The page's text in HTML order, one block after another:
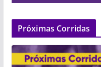
Próximas Corridas